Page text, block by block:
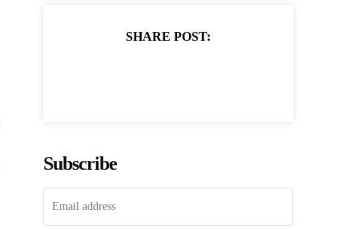
SHARE POST:
Subscribe